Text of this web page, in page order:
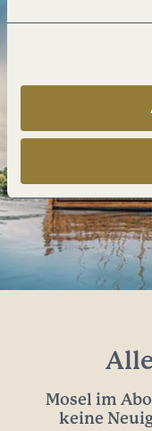
Mosel im
keine